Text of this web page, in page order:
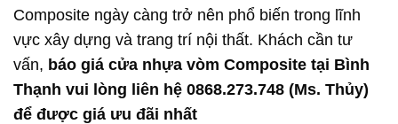
Composite ngày càng trở nên phổ biến trong lĩnh
vực xây dựng và trang trí nội thất. Khách cần tư
vấn, báo giá cửa nhựa vòm Composite tại Bình
Thạnh vui lòng liên hệ 0868.273.748 (Ms. Thủy)
để được giá ưu đãi nhất